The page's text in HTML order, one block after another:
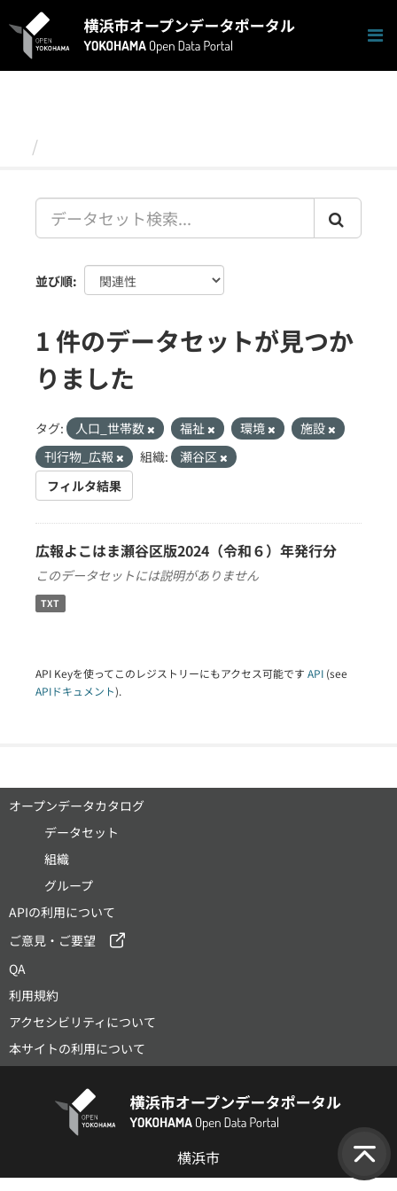
キ
並び順
1 件のデータセットが見つか
りました
タグ: 人口_世帯数 福祉 環境
施設
刊行物_広報
組織:
瀬谷区
フィルタ結果
広報よこはま瀬谷区版2024（令和６）年発行分
このデータセットには説明がありません
TXT
API Keyを使ってこのレジストリーにもアクセス可能です API (see
APIドキュメント).
オープンデータカタログ
データセット
組織
グループ
APIの利用について
ご意見・ご要望
QA
利用規約
アクセシビリティについて
本サイトの利用について
横浜市